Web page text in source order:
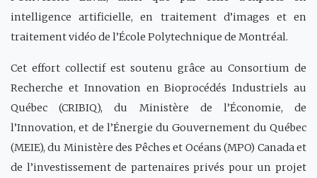
intelligence artificielle, en traitement d’images et en
traitement vidéo de l’École Polytechnique de Montréal.
Cet effort collectif est soutenu grâce au Consortium de
Recherche et Innovation en Bioprocédés Industriels au
Québec (CRIBIQ), du Ministère de l’Économie, de
l’Innovation, et de l’Énergie du Gouvernement du Québec
(MEIE), du Ministère des Pêches et Océans (MPO) Canada et
de l’investissement de partenaires privés pour un projet